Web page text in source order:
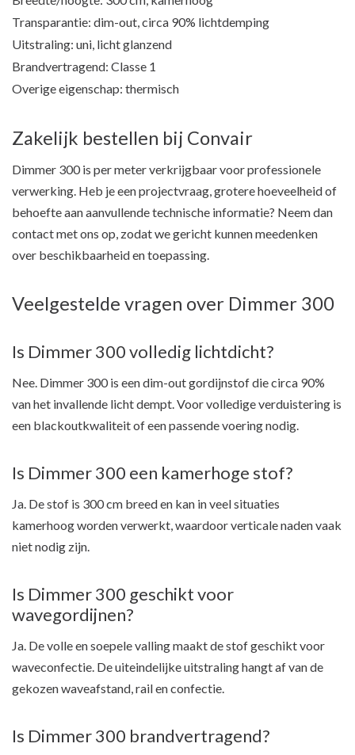
Transparantie: dim-out, circa 90% lichtdemping
Uitstraling: uni, licht glanzend
Brandvertragend: Classe 1
Overige eigenschap: thermisch
Zakelijk bestellen bij Convair
Dimmer 300 is per meter verkrijgbaar voor professionele
verwerking. Heb je een projectvraag, grotere hoeveelheid of
behoefte aan aanvullende technische informatie? Neem dan
contact met ons op, zodat we gericht kunnen meedenken
over beschikbaarheid en toepassing.
Veelgestelde vragen over Dimmer 300
Is Dimmer 300 volledig lichtdicht?
Nee. Dimmer 300 is een dim-out gordijnstof die circa 90%
van het invallende licht dempt. Voor volledige verduistering is
een blackoutkwaliteit of een passende voering nodig.
Is Dimmer 300 een kamerhoge stof?
Ja. De stof is 300 cm breed en kan in veel situaties
kamerhoog worden verwerkt, waardoor verticale naden vaak
niet nodig zijn.
Is Dimmer 300 geschikt voor
wavegordijnen?
Ja. De volle en soepele valling maakt de stof geschikt voor
waveconfectie. De uiteindelijke uitstraling hangt af van de
gekozen waveafstand, rail en confectie.
Is Dimmer 300 brandvertragend?